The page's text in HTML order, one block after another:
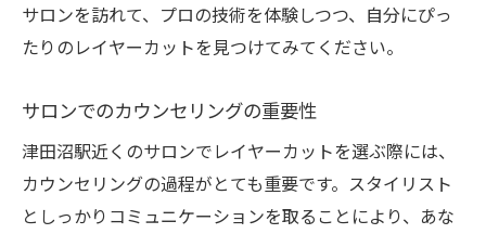
サロンを訪れて、プロの技術を体験しつつ、自分にぴっ
たりのレイヤーカットを見つけてみてください。
サロンでのカウンセリングの重要性
津田沼駅近くのサロンでレイヤーカットを選ぶ際には、
カウンセリングの過程がとても重要です。スタイリスト
としっかりコミュニケーションを取ることにより、あな